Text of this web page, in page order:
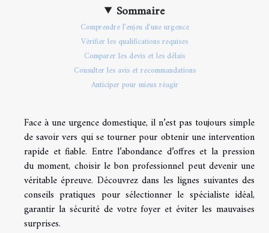
Sommaire
Comprendre l’enjeu d’une urgence
Vérifier les qualifications requises
Comparer les devis et les délais
Consulter les avis et recommandations
Anticiper pour mieux réagir
Face à une urgence domestique, il n’est pas toujours simple
de savoir vers qui se tourner pour obtenir une intervention
rapide et fiable. Entre l’abondance d’offres et la pression
du moment, choisir le bon professionnel peut devenir une
véritable épreuve. Découvrez dans les lignes suivantes des
conseils pratiques pour sélectionner le spécialiste idéal,
garantir la sécurité de votre foyer et éviter les mauvaises
surprises.